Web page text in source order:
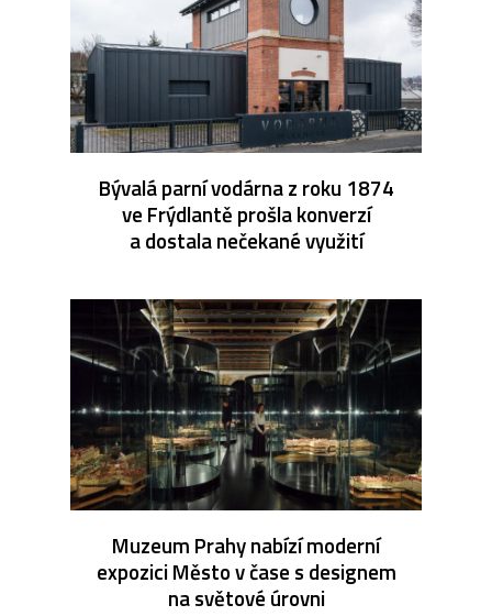
Bývalá parní vodárna z roku 1874
ve Frýdlantě prošla konverzí
a dostala nečekané využití
Muzeum Prahy nabízí moderní
expozici Město v čase s designem
na světové úrovni